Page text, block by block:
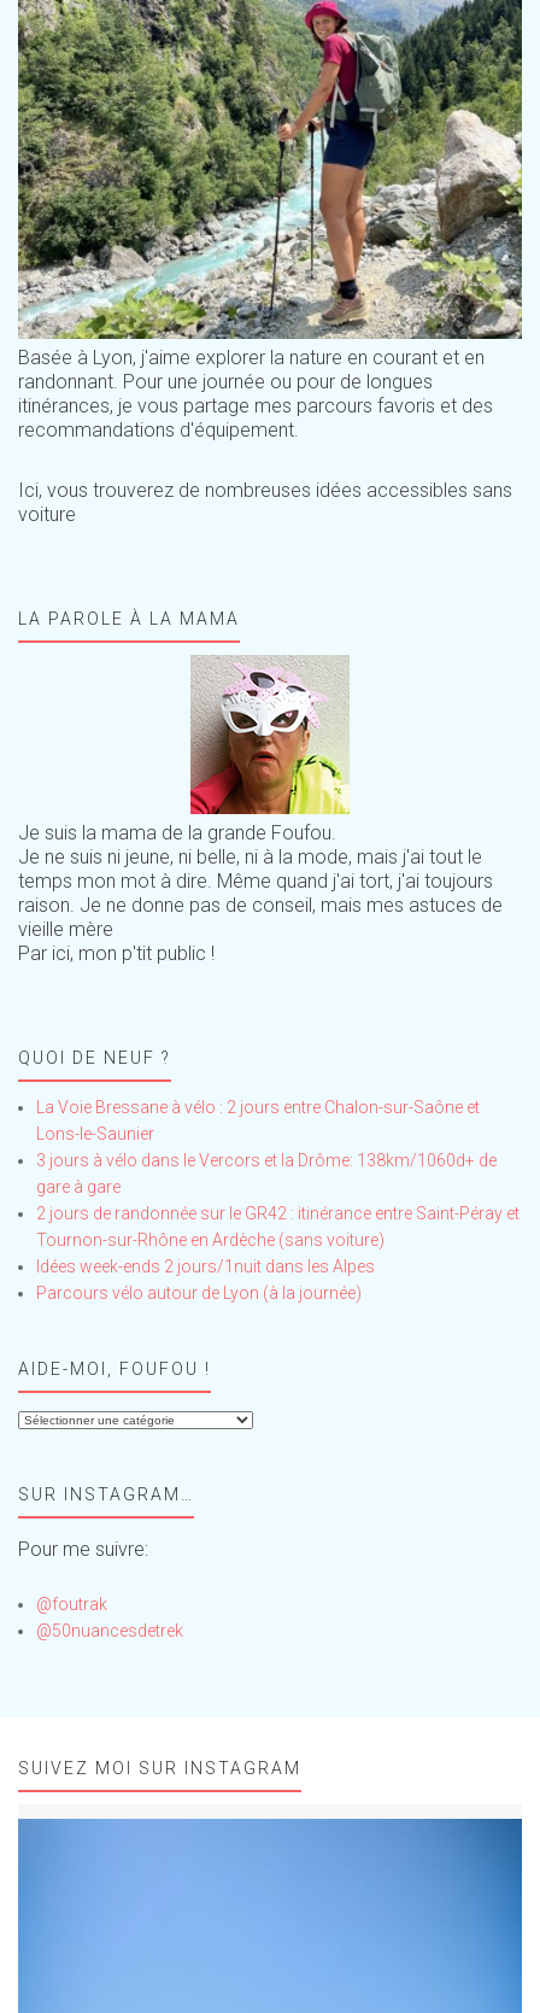
Basée à Lyon, j'aime explorer la nature en courant et en
randonnant. Pour une journée ou pour de longues
itinérances, je vous partage mes parcours favoris et des
recommandations d'équipement.
Ici, vous trouverez de nombreuses idées accessibles sans
voiture
LA PAROLE À LA MAMA
Je suis la mama de la grande Foufou.
Je ne suis ni jeune, ni belle, ni à la mode, mais j'ai tout le
temps mon mot à dire. Même quand j'ai tort, j'ai toujours
raison. Je ne donne pas de conseil, mais mes astuces de
vieille mère
Par ici, mon p'tit public !
QUOI DE NEUF ?
La Voie Bressane à vélo : 2 jours entre Chalon-sur-Saône et
Lons-le-Saunier
3 jours à vélo dans le Vercors et la Drôme: 138km/1060d+ de
gare à gare
2 jours de randonnée sur le GR42 : itinérance entre Saint-Péray et
Tournon-sur-Rhône en Ardèche (sans voiture)
Idées week-ends 2 jours/1nuit dans les Alpes
Parcours vélo autour de Lyon (à la journée)
AIDE-MOI, FOUFOU !
Aide-
!SUR INSTAGRAM…
Pour me suivre:
@foutrak
@50nuancesdetrek
SUIVEZ MOI SUR INSTAGRAM